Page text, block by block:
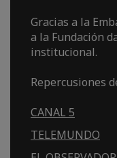
Gracias a la
a la Fundación
institucional.
Repercusiones
CANAL 5
TELEMUNDO